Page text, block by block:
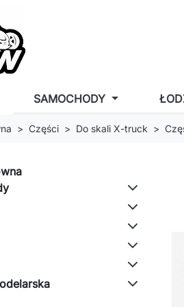
SAMOCHODY
Części Do skali X-truck